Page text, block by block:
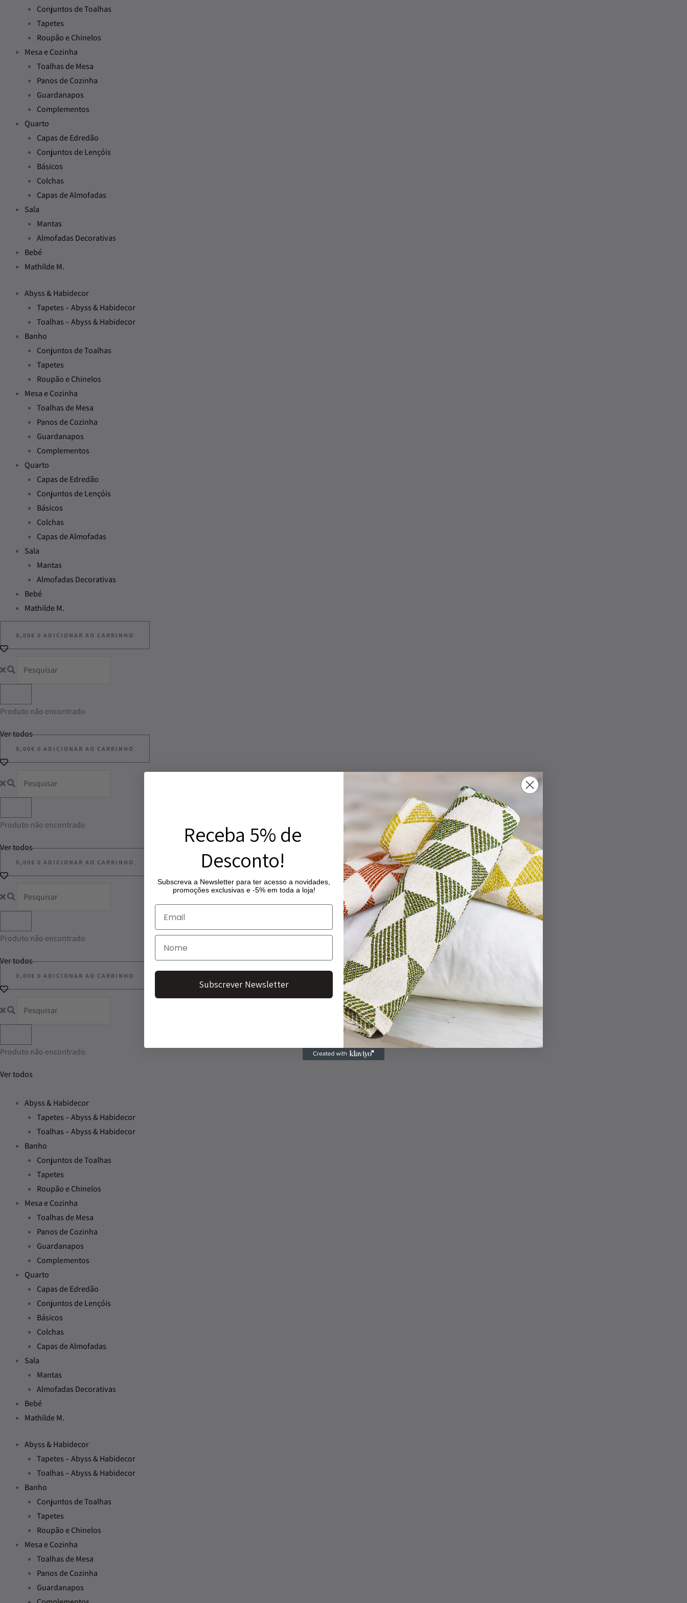
Conjuntos de Toalhas
Tapetes
Roupão e Chinelos
Mesa e Cozinha
Toalhas de Mesa
Panos de Cozinha
Guardanapos
Complementos
Quarto
Capas de Edredão
Conjuntos de Lençóis
Básicos
Colchas
Capas de Almofadas
Sala
Mantas
Almofadas Decorativas
Bebé
Mathilde M.
Abyss & Habidecor
Tapetes – Abyss & Habidecor
Toalhas – Abyss & Habidecor
Banho
Conjuntos de Toalhas
Tapetes
Roupão e Chinelos
Mesa e Cozinha
Toalhas de Mesa
Panos de Cozinha
Guardanapos
Complementos
Quarto
Capas de Edredão
Conjuntos de Lençóis
Básicos
Colchas
Capas de Almofadas
Sala
Mantas
Almofadas Decorativas
Bebé
Mathilde M.
0,00€ 0 ADICIONAR AO CARRINHO
Produto não encontrado
Ver todos
0,00€ 0 ADICIONAR AO CARRINHO
Produto não encontrado
Ver todos
0,00€ 0 ADICIONAR AO CARRINHO
Produto não encontrado
Ver todos
0,00€ 0 ADICIONAR AO CARRINHO
Produto não encontrado
Ver todos
Abyss & Habidecor
Tapetes – Abyss & Habidecor
Toalhas – Abyss & Habidecor
Banho
Conjuntos de Toalhas
Tapetes
Roupão e Chinelos
Mesa e Cozinha
Toalhas de Mesa
Panos de Cozinha
Guardanapos
Complementos
Quarto
Capas de Edredão
Conjuntos de Lençóis
Básicos
Colchas
Capas de Almofadas
Sala
Mantas
Almofadas Decorativas
Bebé
Mathilde M.
Abyss & Habidecor
Tapetes – Abyss & Habidecor
Toalhas – Abyss & Habidecor
Banho
Conjuntos de Toalhas
Tapetes
Roupão e Chinelos
Mesa e Cozinha
Toalhas de Mesa
Panos de Cozinha
Guardanapos
Receba 5% de
Desconto!
Subscreva a Newsletter para ter acesso a novidades,
promoções exclusivas e -5% em toda a loja!
Subscrever Newsletter